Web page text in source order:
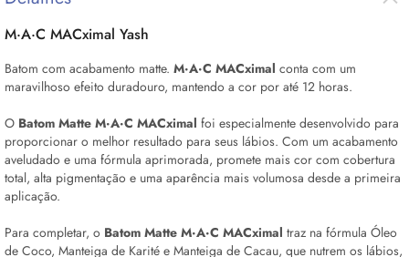
M·A·C MACximal Yash
Batom com acabamento matte. M·A·C MACximal conta com um
maravilhoso efeito duradouro, mantendo a cor por até 12 horas.
O Batom Matte M·A·C MACximal foi especialmente desenvolvido para
proporcionar o melhor resultado para seus lábios. Com um acabamento
aveludado e uma fórmula aprimorada, promete mais cor com cobertura
total, alta pigmentação e uma aparência mais volumosa desde a primeira
aplicação.
Para completar, o Batom Matte M·A·C MACximal traz na fórmula Óleo
de Coco, Manteiga de Karité e Manteiga de Cacau, que nutrem os lábios,